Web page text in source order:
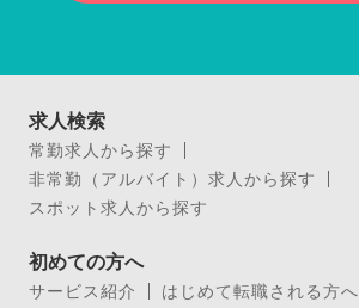
求人検索
常勤求人から探す
非常勤（アルバイト）求人から探す
スポット求人から探す
初めての方へ
サービス紹介
はじめて転職される方へ